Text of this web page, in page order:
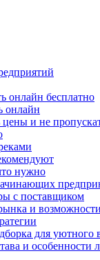
онлайн бесплатно
онлайн
и не
нужно
с поставщиком
и возможности
для уютного
и особенности